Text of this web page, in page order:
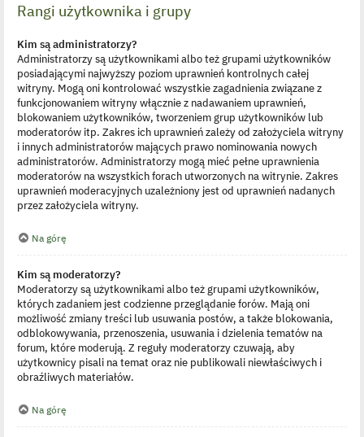
Rangi użytkownika i grupy
Kim są administratorzy?
Administratorzy są użytkownikami albo też grupami użytkowników
posiadającymi najwyższy poziom uprawnień kontrolnych całej
witryny. Mogą oni kontrolować wszystkie zagadnienia związane z
funkcjonowaniem witryny włącznie z nadawaniem uprawnień,
blokowaniem użytkowników, tworzeniem grup użytkowników lub
moderatorów itp. Zakres ich uprawnień zależy od założyciela witryny
i innych administratorów mających prawo nominowania nowych
administratorów. Administratorzy mogą mieć pełne uprawnienia
moderatorów na wszystkich forach utworzonych na witrynie. Zakres
uprawnień moderacyjnych uzależniony jest od uprawnień nadanych
przez założyciela witryny.
Na górę
Kim są moderatorzy?
Moderatorzy są użytkownikami albo też grupami użytkowników,
których zadaniem jest codzienne przeglądanie forów. Mają oni
możliwość zmiany treści lub usuwania postów, a także blokowania,
odblokowywania, przenoszenia, usuwania i dzielenia tematów na
forum, które moderują. Z reguły moderatorzy czuwają, aby
użytkownicy pisali na temat oraz nie publikowali niewłaściwych i
obraźliwych materiałów.
Na górę